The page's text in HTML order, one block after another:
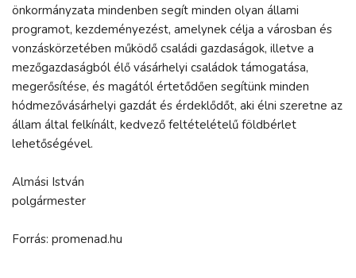
önkormányzata mindenben segít minden olyan állami
programot, kezdeményezést, amelynek célja a városban és
vonzáskörzetében működő családi gazdaságok, illetve a
mezőgazdaságból élő vásárhelyi családok támogatása,
megerősítése, és magától értetődően segítünk minden
hódmezővásárhelyi gazdát és érdeklődőt, aki élni szeretne az
állam által felkínált, kedvező feltételételű földbérlet
lehetőségével.
Almási István
polgármester
Forrás: promenad.hu